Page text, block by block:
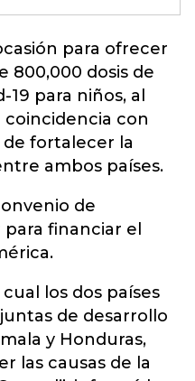
para ofrecer
800,000 dosis de
19 para niños, al
con
de fortalecer la
ambos países.
de
financiar el
los dos países
de desarrollo
y Honduras,
las causas de la